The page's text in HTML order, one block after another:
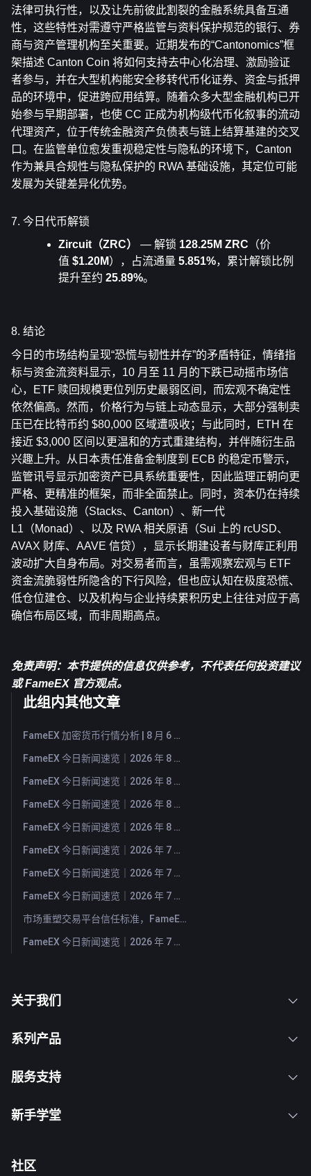
法律可执行性，以及让先前彼此割裂的金融系统具备互通
性，这些特性对需遵守严格监管与资料保护规范的银行、券
商与资产管理机构至关重要。近期发布的“Cantonomics”框
架描述 Canton Coin 将如何支持去中心化治理、激励验证
者参与，并在大型机构能安全移转代币化证券、资金与抵押
品的环境中，促进跨应用结算。随着众多大型金融机构已开
始参与早期部署，也使 CC 正成为机构级代币化叙事的流动
代理资产，位于传统金融资产负债表与链上结算基建的交叉
口。在监管单位愈发重视稳定性与隐私的环境下，Canton
作为兼具合规性与隐私保护的 RWA 基础设施，其定位可能
发展为关键差异化优势。
7. 今日代币解锁
Zircuit（ZRC）
— 解锁 128.25M ZRC （价
值 $1.20M），占流通量 5.851%，累计解锁比例
提升至约 25.89%。
8. 结论
今日的市场结构呈现“恐慌与韧性并存”的矛盾特征，情绪指
标与资金流资料显示，10 月至 11 月的下跌已动摇市场信
心，ETF 赎回规模更位列历史最弱区间，而宏观不确定性
依然偏高。然而，价格行为与链上动态显示，大部分强制卖
压已在比特币约 $80,000 区域遭吸收；与此同时，ETH 在
接近 $3,000 区间以更温和的方式重建结构，并伴随衍生品
兴趣上升。从日本责任准备金制度到 ECB 的稳定币警示，
监管讯号显示加密资产已具系统重要性，因此监理正朝向更
严格、更精准的框架，而非全面禁止。同时，资本仍在持续
投入基础设施（Stacks、Canton）、新一代
L1（Monad）、以及 RWA 相关原语（Sui 上的 rcUSD、
AVAX 财库、AAVE 信贷），显示长期建设者与财库正利用
波动扩大自身布局。对交易者而言，虽需观察宏观与 ETF
资金流脆弱性所隐含的下行风险，但也应认知在极度恐慌、
低仓位建仓、以及机构与企业持续累积历史上往往对应于高
确信布局区域，而非周期高点。
免责声明：本节提供的信息仅供参考，不代表任何投资建议
或 FameEX 官方观点。
此组内其他文章
FameEX 加密货币行情分析 | 8 月 6 日, 2026
FameEX 今日新闻速览｜2026 年 8 月 6 日
FameEX 今日新闻速览｜2026 年 8 月 5 日
FameEX 今日新闻速览｜2026 年 8 月 4 日
FameEX 今日新闻速览｜2026 年 8 月 3 日
FameEX 今日新闻速览｜2026 年 7 月 31 日
FameEX 今日新闻速览｜2026 年 7 月 30 日
FameEX 今日新闻速览｜2026 年 7 月 29 日
市场重塑交易平台信任标准，FameEX 以八年稳健运营持续服务全球用户
FameEX 今日新闻速览｜2026 年 7 月 28 日
关于我们
系列产品
服务支持
新手学堂
社区